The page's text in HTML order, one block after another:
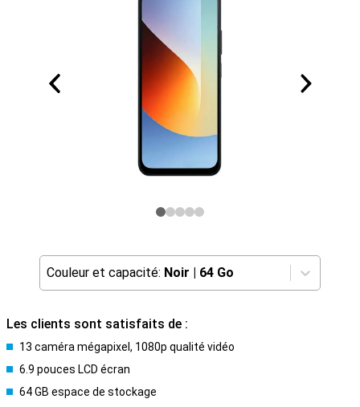
Couleur et capacité: Noir | 64 Go
Les clients sont satisfaits de :
13 caméra mégapixel, 1080p qualité vidéo
6.9 pouces LCD écran
64 GB espace de stockage